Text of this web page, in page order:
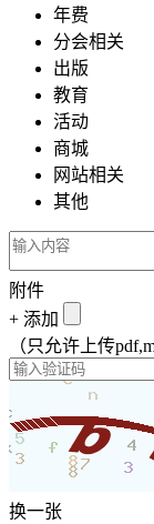
年费
分会相关
出版
教育
活动
商城
网站相关
其他
附件
+ 添加
（只允许上传
换一张